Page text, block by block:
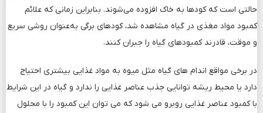
حالتی است که کودها به خاک افزوده می‌شوند. بنابراین زمانی که علائم
کمبود مواد مغذی در گیاه مشاهده شد، کودهای برگی به‌عنوان روشی سریع
و موقت، قادرند کمبودهای گیاه را جبران کنند.
در برخی مواقع اندام های گیاه مثل میوه به مواد غذایی بیشتری احتیاج
دارد یا محیط ریشه توانایی جذب عناصر غذایی را ندارد و گیاه در این شرایط
با کمبود عناصر غذایی روبرو می شود که می توان این کمبود را با محلول